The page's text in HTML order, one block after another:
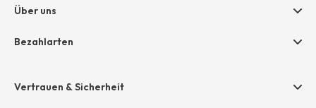
Widerruf
Impressum
Größentabelle
Über uns
Unternehmen
Bezahlarten
Amazon Pay
Vertrauen & Sicherheit